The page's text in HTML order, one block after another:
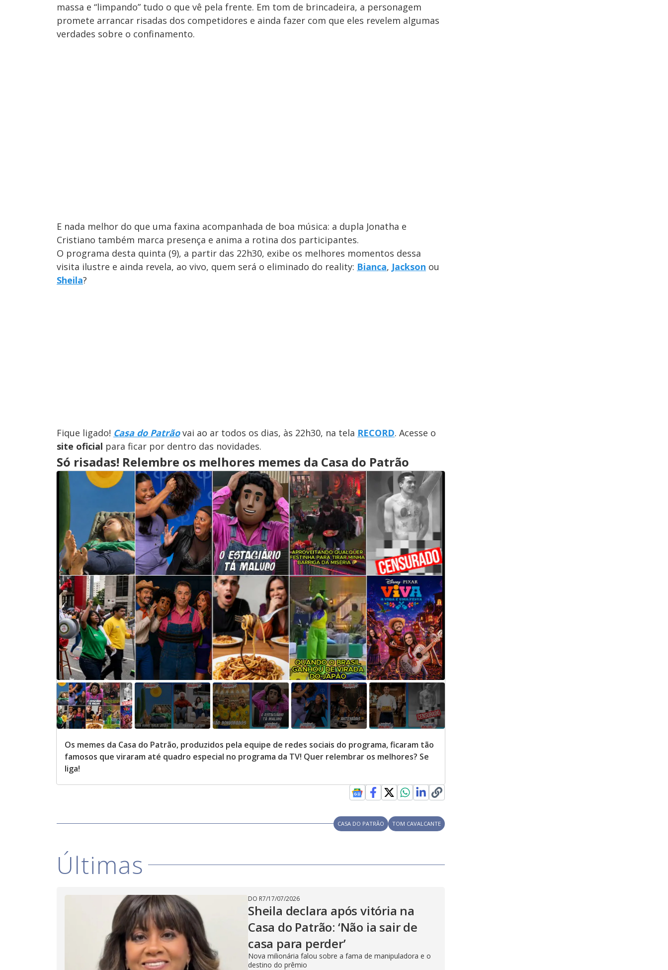
massa e “limpando” tudo o que vê pela frente. Em tom de brincadeira, a personagem
promete arrancar risadas dos competidores e ainda fazer com que eles revelem algumas
verdades sobre o confinamento.
E nada melhor do que uma faxina acompanhada de boa música: a dupla Jonatha e
Cristiano também marca presença e anima a rotina dos participantes.
O programa desta quinta (9), a partir das 22h30, exibe os melhores momentos dessa
visita ilustre e ainda revela, ao vivo, quem será o eliminado do reality: Bianca, Jackson ou
Sheila?
Fique ligado! Casa do Patrãovai ao ar todos os dias, às 22h30, na tela RECORD. Acesse o
site oficial para ficar por dentro das novidades.
Só risadas! Relembre os melhores memes da Casa do Patrão
Os memes da Casa do Patrão, produzidos pela equipe de redes sociais do programa, ficaram tão
famosos que viraram até quadro especial no programa da TV! Quer relembrar os melhores? Se
liga!
CASA DO PATRÃO TOM CAVALCANTE
Últimas
DO R7/17/07/2026
Sheila declara após vitória na
Casa do Patrão: ‘Não ia sair de
casa para perder’
Nova milionária falou sobre a fama de manipuladora e o
destino do prêmio